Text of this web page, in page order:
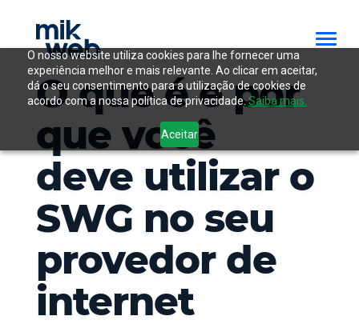
O nosso website utiliza cookies para lhe fornecer uma
experiência melhor e mais relevante. Ao clicar em aceitar,
dá o seu consentimento para a utilização de cookies de
acordo com a nossa política de privacidade.Saiba mais.
Aceitar
O que é e por
que você
deve utilizar o
SWG no seu
provedor de
internet